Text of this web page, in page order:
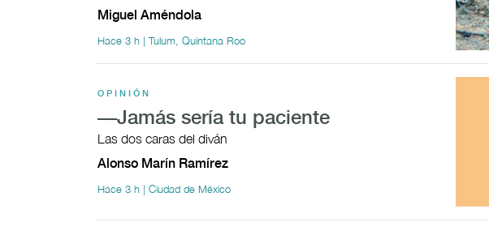
Miguel Améndola
Hace 3 h | Tulum, Quintana Roo
OPINIÓN
—Jamás sería tu paciente
Las dos caras del diván
Alonso Marín Ramírez
Hace 3 h | Ciudad de México